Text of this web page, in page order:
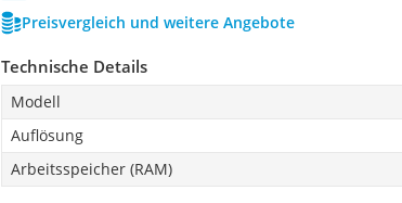
Preisvergleich und weitere Angebote
Technische Details
Modell
Auflösung
Arbeitsspeicher (RAM)